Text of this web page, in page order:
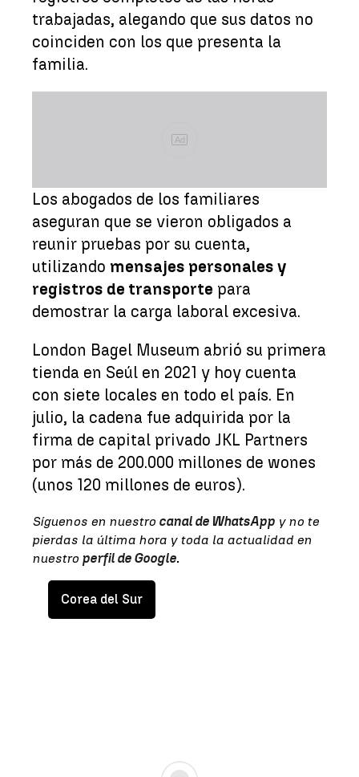
trabajadas, alegando que sus datos no
coinciden con los que presenta la
familia.
Ad
Los abogados de los familiares
aseguran que se vieron obligados a
reunir pruebas por su cuenta,
utilizando mensajes personales y
registros de transporte para
demostrar la carga laboral excesiva.
London Bagel Museum abrió su primera
tienda en Seúl en 2021 y hoy cuenta
con siete locales en todo el país. En
julio, la cadena fue adquirida por la
firma de capital privado JKL Partners
por más de 200.000 millones de wones
(unos 120 millones de euros).
Síguenos en nuestro canal de WhatsApp y no te
pierdas la última hora y toda la actualidad en
nuestro perfil de Google.
Corea del Sur